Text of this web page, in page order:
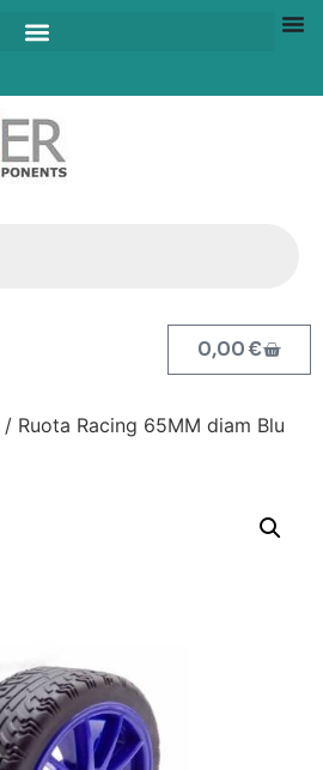
0,00€
/ Ruota Racing 65MM diam Blu